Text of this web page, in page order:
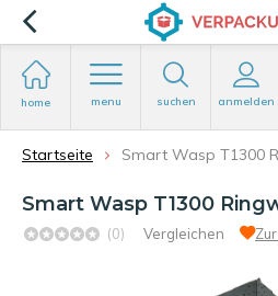
home menu suchen anmelden
Startseite Smart Wasp T1300
Smart Wasp T1300
(0) Vergleichen